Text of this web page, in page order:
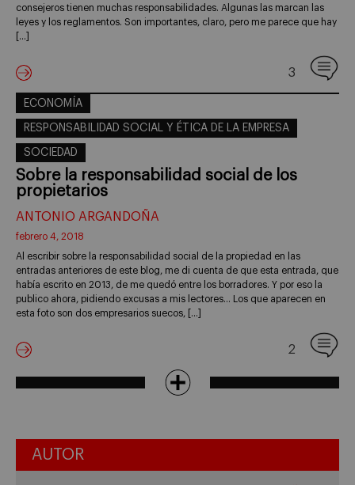
consejeros tienen muchas responsabilidades. Algunas las marcan las
leyes y los reglamentos. Son importantes, claro, pero me parece que hay
[…]
3
ECONOMÍA
RESPONSABILIDAD SOCIAL Y ÉTICA DE LA EMPRESA
SOCIEDAD
Sobre la responsabilidad social de los
propietarios
ANTONIO ARGANDOÑA
febrero 4, 2018
Al escribir sobre la responsabilidad social de la propiedad en las
entradas anteriores de este blog, me di cuenta de que esta entrada, que
había escrito en 2013, de me quedó entre los borradores. Y por eso la
publico ahora, pidiendo excusas a mis lectores… Los que aparecen en
esta foto son dos empresarios suecos, […]
2
AUTOR